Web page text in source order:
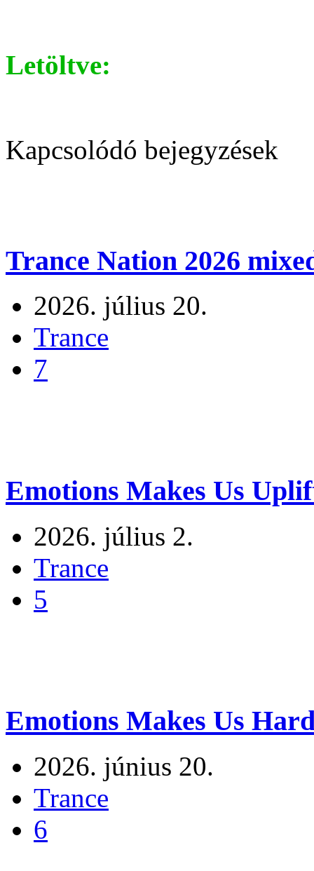
Letöltve:
Kapcsolódó bejegyzések
Trance Nation 2026
2026. július 20.
Trance
7
Emotions Makes Us
2026. július 2.
Trance
5
Emotions Makes Us
2026. június 20.
Trance
6